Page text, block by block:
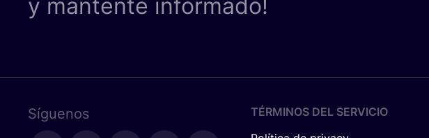
y mantente informado!
Síguenos
TÉRMINOS DEL SERVICIO